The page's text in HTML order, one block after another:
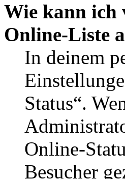
Wie kann ich
Online-Liste
In deinem
Status“.
Online-
Besucher